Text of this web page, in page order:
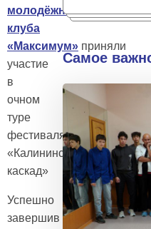
молодёжного
клуба
«Максимум» приняли
участие
в
очном
туре
фестиваля
«Калининский
каскад»
Успешно
завершив
Самое